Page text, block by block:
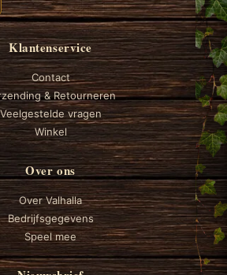
Klantenservice
Contact
& Retourneren
Veelgestelde vragen
Winkel
Over ons
Over Valhalla
Bedrijfsgegevens
Speel mee